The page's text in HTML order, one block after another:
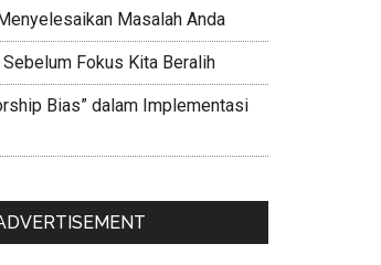
Masalah Anda
Fokus Kita Beralih
Bias” dalam Implementasi